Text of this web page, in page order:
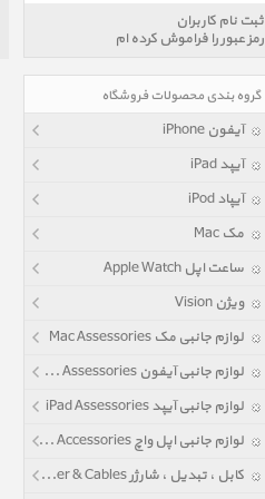
ثبت نام کاربران
رمز عبور را فراموش کرده ام
گروه بندی محصولات فروشگاه
آیفون iPhone
آیپد iPad
آیپاد iPod
مک Mac
ساعت اپل Apple Watch
ویژن Vision
لوازم جانبی مک Mac Assessories
لوازم جانبی آیفون iPhone Assessories
لوازم جانبی آیپد iPad Assessories
لوازم جانبی اپل واچ Apple Watch Accessories
کابل ، تبدیل ، شارژر Power & Cables